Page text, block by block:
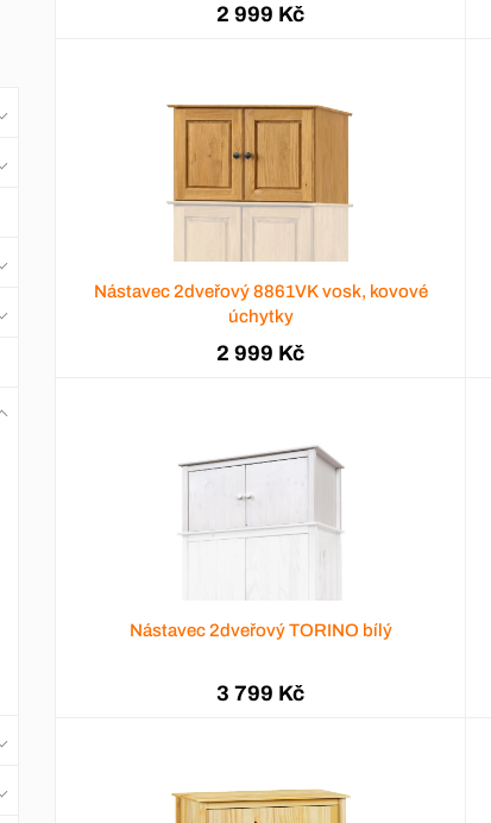
2 999 Kč
Nástavec 2dveřový 8861VK vosk, kovové
úchytky
2 999 Kč
Nástavec 2dveřový TORINO bílý
3 799 Kč